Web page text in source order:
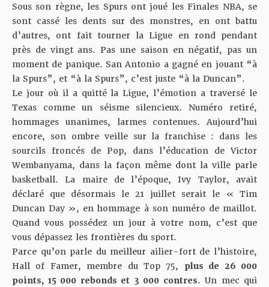
Sous son règne, les Spurs ont joué les Finales NBA, se
sont cassé les dents sur des monstres, en ont battu
d’autres, ont fait tourner la Ligue en rond pendant
près de vingt ans. Pas une saison en négatif, pas un
moment de panique. San Antonio a gagné en jouant “à
la Spurs”, et “à la Spurs”, c’est juste “à la Duncan”.
Le jour où il a quitté la Ligue, l’émotion a traversé le
Texas comme un séisme silencieux. Numéro retiré,
hommages unanimes, larmes contenues. Aujourd’hui
encore, son ombre veille sur la franchise : dans les
sourcils froncés de Pop, dans l’éducation de Victor
Wembanyama, dans la façon même dont la ville parle
basketball. La maire de l’époque, Ivy Taylor, avait
déclaré que désormais le 21 juillet serait le « Tim
Duncan Day », en hommage à son numéro de maillot.
Quand vous possédez un jour à votre nom, c’est que
vous dépassez les frontières du sport.
Parce qu’on parle du meilleur ailier-fort de l’histoire,
Hall of Famer, membre du Top 75, plus de 26 000
points, 15 000 rebonds et 3 000 contres. Un mec qui